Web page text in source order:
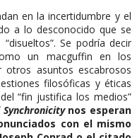
en la incertidumbre y el
a lo desconocido que se
Se podría decir
un macguffin en los
otros asuntos escabrosos
filosóficas y éticas
“fin justifica los medios”
Synchronicity nos esperan
con el mismo